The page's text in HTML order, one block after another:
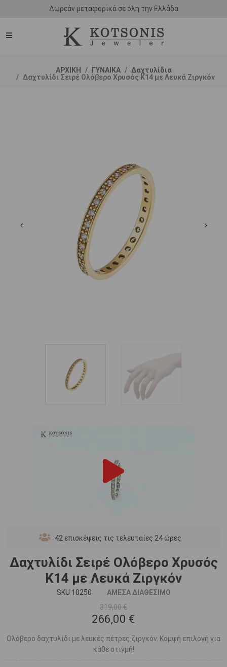
Δωρεάν μεταφορικά σε όλη την Ελλάδα
ΑΡΧΙΚΗ ΓΥΝΑΙΚΑ
Δαχτυλίδια
Δαχτυλίδι Σειρέ Ολόβερο Χρυσός Κ14 με Λευκά Ζιργκόν
42 επισκέψεις τις τελευταίες 24 ώρες
Δαχτυλίδι Σειρέ Ολόβερο Χρυσός
Κ14 με Λευκά Ζιργκόν
SKU 10250
ΑΜΕΣΑ ΔΙΑΘΕΣΙΜΟ
319,00 €
266,00 €
Ολόβερο δαχτυλίδι με λευκές πέτρες ζιργκόν. Κομψή επιλογή για
κάθε στιγμή!